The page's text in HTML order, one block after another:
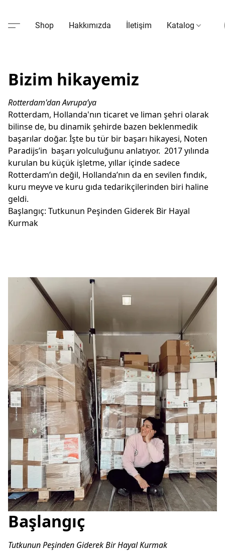
Shop Hakkımızda İletişim Katalog
Bizim hikayemiz
Rotterdam'dan Avrupa’ya
Rotterdam, Hollanda'nın ticaret ve liman şehri olarak
bilinse de, bu dinamik şehirde bazen beklenmedik
başarılar doğar. İşte bu tür bir başarı hikayesi, Noten
Paradijs’in  başarı yolculuğunu anlatıyor.  2017 yılında
kurulan bu küçük işletme, yıllar içinde sadece
Rotterdam’ın değil, Hollanda’nın da en sevilen fındık,
kuru meyve ve kuru gıda tedarikçilerinden biri haline
geldi.
Başlangıç: Tutkunun Peşinden Giderek Bir Hayal
Kurmak
Başlangıç
Tutkunun Peşinden Giderek Bir Hayal Kurmak